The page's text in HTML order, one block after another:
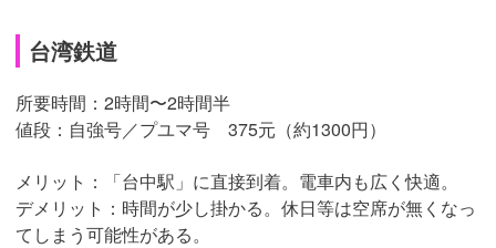
台湾鉄道
所要時間：2時間〜2時間半
値段：自強号／プユマ号 375元（約1300円）
メリット：「台中駅」に直接到着。電車内も広く快適。
デメリット：時間が少し掛かる。休日等は空席が無くなっ
てしまう可能性がある。